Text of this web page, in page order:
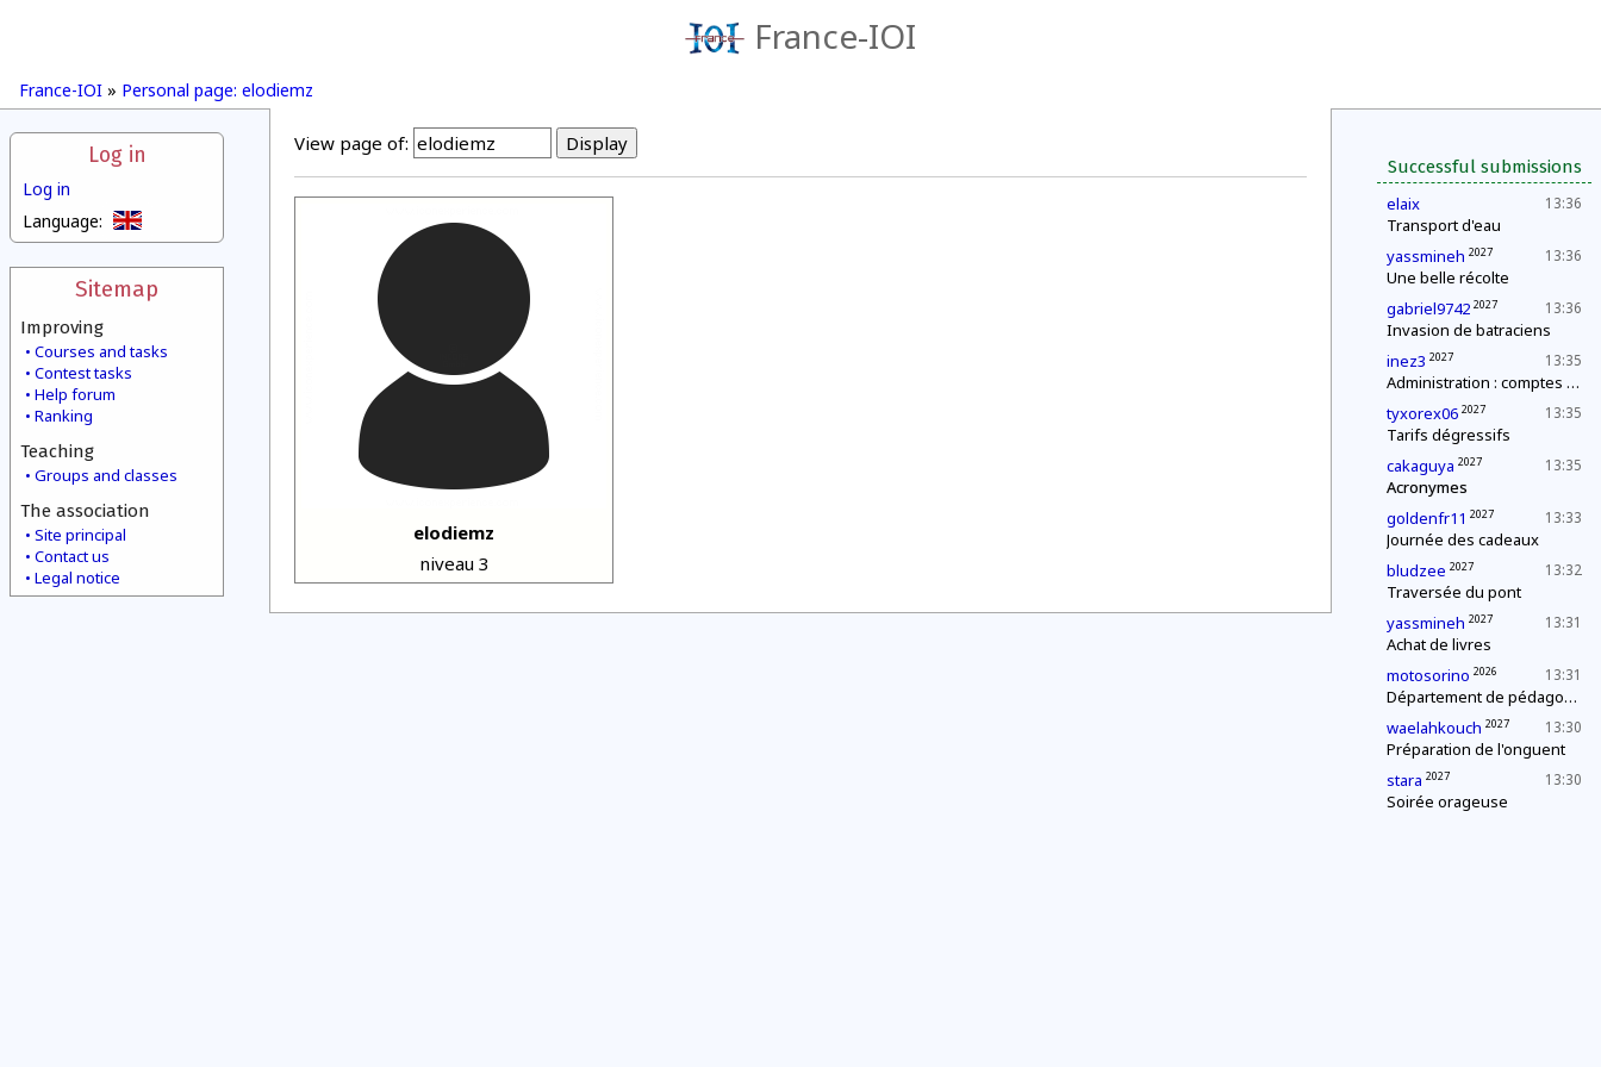
France-IOI
France-IOI » Personal page: elodiemz
Log in
Log in
Language:
Sitemap
Improving
Courses and tasks
Contest tasks
Help forum
Ranking
Teaching
Groups and classes
The association
Site principal
Contact us
Legal notice
Successful submissions
13:36
elaix
Transport d'eau
13:36
yassmineh 2027
Une belle récolte
13:36
gabriel9742 2027
Invasion de batraciens
13:35
inez3 2027
Administration : comptes annuels
13:35
tyxorex06 2027
Tarifs dégressifs
13:35
cakaguya 2027
Acronymes
13:33
goldenfr11 2027
Journée des cadeaux
13:32
bludzee 2027
Traversée du pont
13:31
yassmineh 2027
Achat de livres
13:31
motosorino 2026
Département de pédagogie : le « c'est plus, c'est moins »
13:30
waelahkouch 2027
Préparation de l'onguent
13:30
stara 2027
Soirée orageuse
View page of:
elodiemz
niveau 3